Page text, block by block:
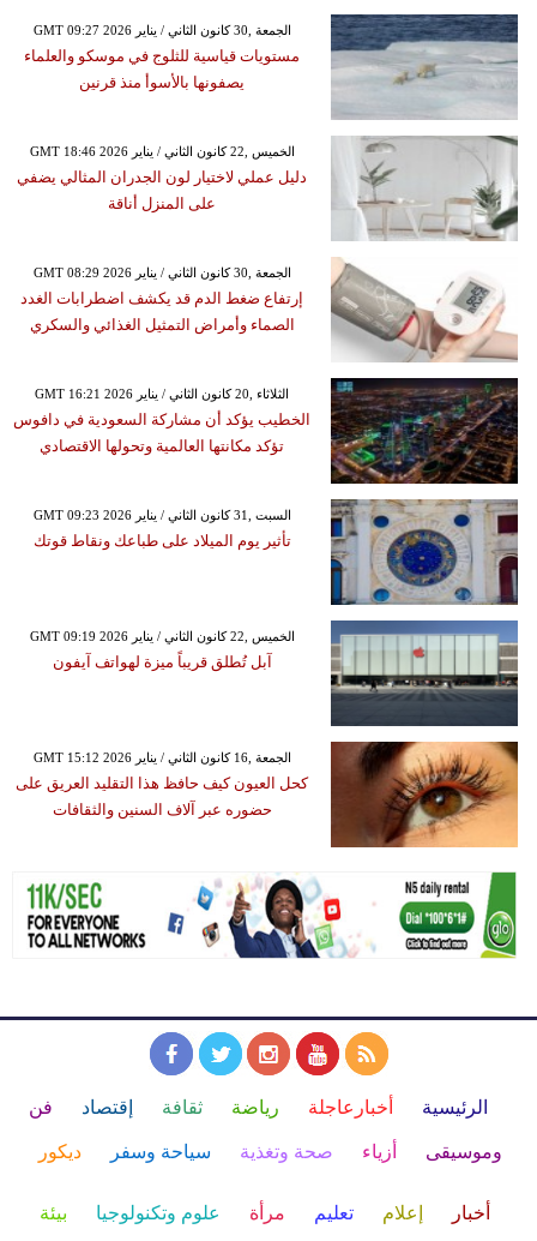
GMT 09:27 2026 الجمعة ,30 كانون الثاني / يناير
مستويات قياسية للثلوج في موسكو والعلماء
يصفونها بالأسوأ منذ قرنين
GMT 18:46 2026 الخميس ,22 كانون الثاني / يناير
دليل عملي لاختيار لون الجدران المثالي يضفي
على المنزل أناقة
GMT 08:29 2026 الجمعة ,30 كانون الثاني / يناير
إرتفاع ضغط الدم قد يكشف اضطرابات الغدد
الصماء وأمراض التمثيل الغذائي والسكري
GMT 16:21 2026 الثلاثاء ,20 كانون الثاني / يناير
الخطيب يؤكد أن مشاركة السعودية في دافوس
تؤكد مكانتها العالمية وتحولها الاقتصادي
GMT 09:23 2026 السبت ,31 كانون الثاني / يناير
تأثير يوم الميلاد على طباعك ونقاط قوتك
GMT 09:19 2026 الخميس ,22 كانون الثاني / يناير
آبل تُطلق قريباً ميزة لهواتف آيفون
GMT 15:12 2026 الجمعة ,16 كانون الثاني / يناير
كحل العيون كيف حافظ هذا التقليد العريق على
حضوره عبر آلاف السنين والثقافات
الرئيسية أخبارعاجلة رياضة ثقافة إقتصاد فن
وموسيقى أزياء صحة وتغذية سياحة وسفر ديكور
أخبار إعلام تعليم مرأة علوم وتكنولوجيا بيئة